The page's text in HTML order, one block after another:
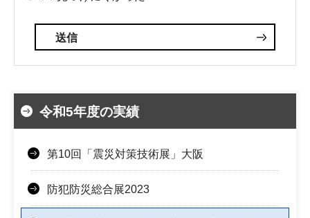
令和5年度の実績
第10回「震災対策技術展」大阪
防犯防災総合展2023